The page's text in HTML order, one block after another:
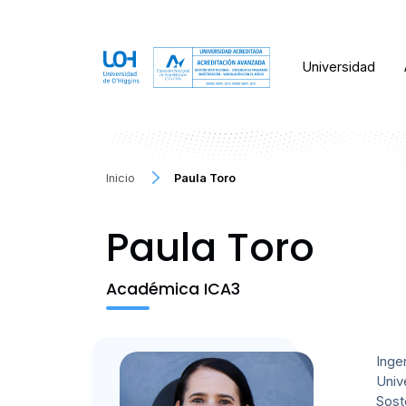
Universidad
Inicio Paula Toro
Paula Toro
Académica ICA3